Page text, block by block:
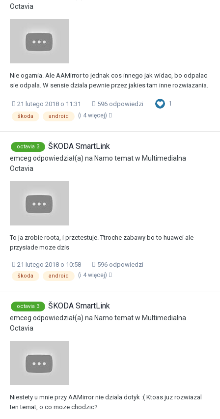
Octavia
Nie ogarnia. Ale AAMirror to jednak cos innego jak widac, bo odpalac
sie odpala. W sensie dziala pewnie przez jakies tam inne rozwiazania.
21 lutego 2018 o 11:31 596 odpowiedzi 1
škoda android (i 4 więcej)
octavia 3 ŠKODA SmartLink
emceg odpowiedział(a) na Namo temat w Multimedialna
Octavia
To ja zrobie roota, i przetestuje. Ttroche zabawy bo to huawei ale
przysiade moze dzis
21 lutego 2018 o 10:58 596 odpowiedzi
škoda android (i 4 więcej)
octavia 3 ŠKODA SmartLink
emceg odpowiedział(a) na Namo temat w Multimedialna
Octavia
Niestety u mnie przy AAMirror nie dziala dotyk :( Ktoas juz rozwiazal
ten temat, o co moze chodzic?